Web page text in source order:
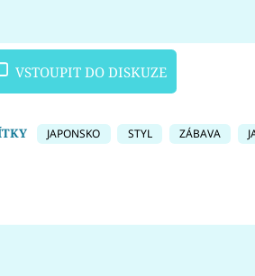
VSTOUPIT DO DISKUZE
JAPONSKO STYL ZÁBAVA